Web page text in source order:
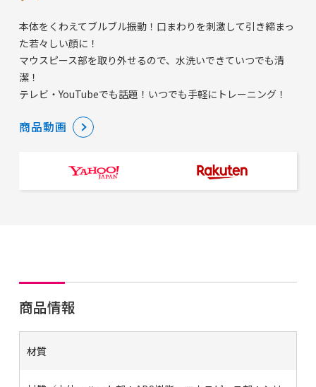
本体をくわえてブルブル振動！口まわりを刺激して引き締まっ
た若々しい顔に！
マウスピース部を取り外せるので、水洗いできていつでも清
潔！
テレビ・YouTubeでも話題！いつでも手軽にトレーニング！
商品動画
商品情報
材質